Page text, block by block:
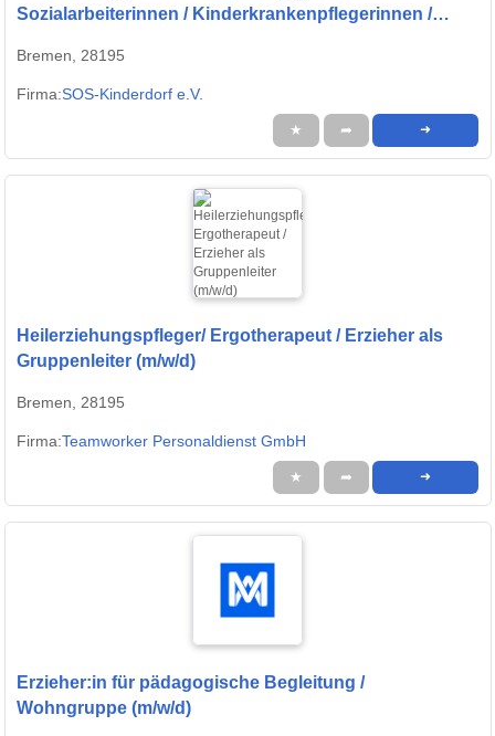
Sozialarbeiterinnen / Kinderkrankenpflegerinnen /
Bremen, 28195
Firma:SOS-Kinderdorf e.V.
★ ➦ ➜
Heilerziehungspfleger/ Ergotherapeut / Erzieher als
Gruppenleiter (m/w/d)
Bremen, 28195
Firma:Teamworker Personaldienst GmbH
★ ➦ ➜
Erzieher:in für pädagogische Begleitung /
Wohngruppe (m/w/d)